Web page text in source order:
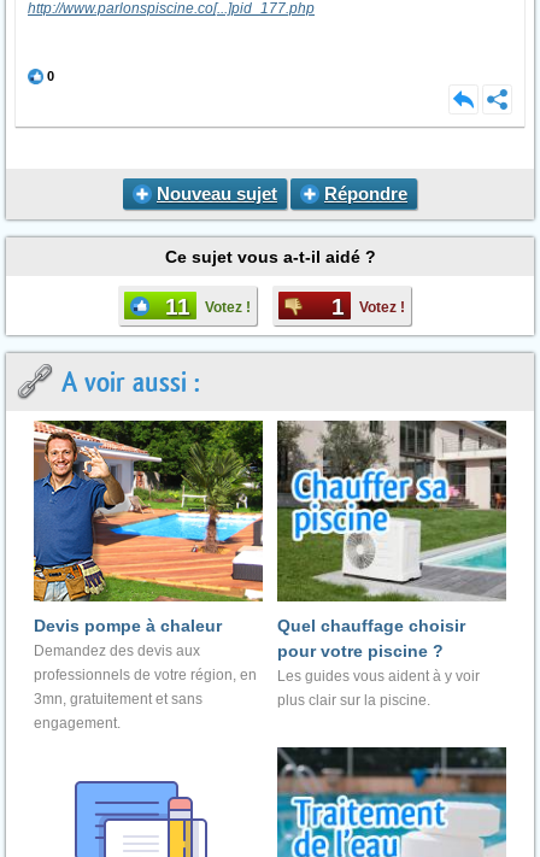
http://www.parlonspiscine.co[...]pid_177.php
0
Nouveau sujet Répondre
Ce sujet vous a-t-il aidé ?
11 Votez ! 1 Votez !
A voir aussi :
Devis pompe à chaleur
Demandez des devis aux
professionnels de votre région, en
3mn, gratuitement et sans
engagement.
Quel chauffage choisir
pour votre piscine ?
Les guides vous aident à y voir
plus clair sur la piscine.